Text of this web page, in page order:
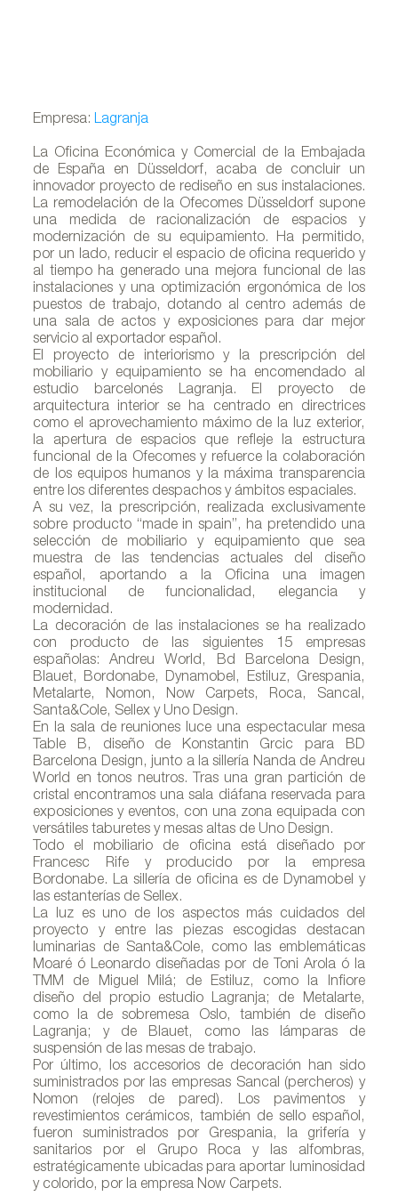
Empresa:Lagranja
La Oficina Económica y Comercial de la Embajada
de España en Düsseldorf, acaba de concluir un
innovador proyecto de rediseño en sus instalaciones.
La remodelación de la Ofecomes Düsseldorf supone
una medida de racionalización de espacios y
modernización de su equipamiento. Ha permitido,
por un lado, reducir el espacio de oficina requerido y
al tiempo ha generado una mejora funcional de las
instalaciones y una optimización ergonómica de los
puestos de trabajo, dotando al centro además de
una sala de actos y exposiciones para dar mejor
servicio al exportador español.
El proyecto de interiorismo y la prescripción del
mobiliario y equipamiento se ha encomendado al
estudio barcelonés Lagranja. El proyecto de
arquitectura interior se ha centrado en directrices
como el aprovechamiento máximo de la luz exterior,
la apertura de espacios que refleje la estructura
funcional de la Ofecomes y refuerce la colaboración
de los equipos humanos y la máxima transparencia
entre los diferentes despachos y ámbitos espaciales.
A su vez, la prescripción, realizada exclusivamente
sobre producto “made in spain”, ha pretendido una
selección de mobiliario y equipamiento que sea
muestra de las tendencias actuales del diseño
español, aportando a la Oficina una imagen
institucional de funcionalidad, elegancia y
modernidad.
La decoración de las instalaciones se ha realizado
con producto de las siguientes 15 empresas
españolas: Andreu World, Bd Barcelona Design,
Blauet, Bordonabe, Dynamobel, Estiluz, Grespania,
Metalarte, Nomon, Now Carpets, Roca, Sancal,
Santa&Cole, Sellex y Uno Design.
En la sala de reuniones luce una espectacular mesa
Table B, diseño de Konstantin Grcic para BD
Barcelona Design, junto a la sillería Nanda de Andreu
World en tonos neutros. Tras una gran partición de
cristal encontramos una sala diáfana reservada para
exposiciones y eventos, con una zona equipada con
versátiles taburetes y mesas altas de Uno Design.
Todo el mobiliario de oficina está diseñado por
Francesc Rife y producido por la empresa
Bordonabe. La sillería de oficina es de Dynamobel y
las estanterías de Sellex.
La luz es uno de los aspectos más cuidados del
proyecto y entre las piezas escogidas destacan
luminarias de Santa&Cole, como las emblemáticas
Moaré ó Leonardo diseñadas por de Toni Arola ó la
TMM de Miguel Milá; de Estiluz, como la Infiore
diseño del propio estudio Lagranja; de Metalarte,
como la de sobremesa Oslo, también de diseño
Lagranja; y de Blauet, como las lámparas de
suspensión de las mesas de trabajo.
Por último, los accesorios de decoración han sido
suministrados por las empresas Sancal (percheros) y
Nomon (relojes de pared). Los pavimentos y
revestimientos cerámicos, también de sello español,
fueron suministrados por Grespania, la grifería y
sanitarios por el Grupo Roca y las alfombras,
estratégicamente ubicadas para aportar luminosidad
y colorido, por la empresa Now Carpets.